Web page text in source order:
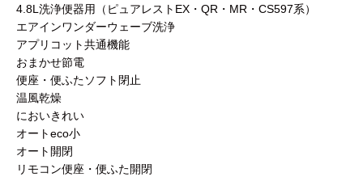
4.8L洗浄便器用（ピュアレストEX・QR・MR・CS597系）
エアインワンダーウェーブ洗浄
アプリコット共通機能
おまかせ節電
便座・便ふたソフト閉止
温風乾燥
においきれい
オートeco小
オート開閉
リモコン便座・便ふた開閉